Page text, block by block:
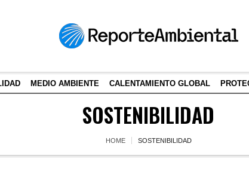
MEDIO AMBIENTE CALENTAMIENTO GLOBAL
SOSTENIBILIDAD
HOME SOSTENIBILIDAD